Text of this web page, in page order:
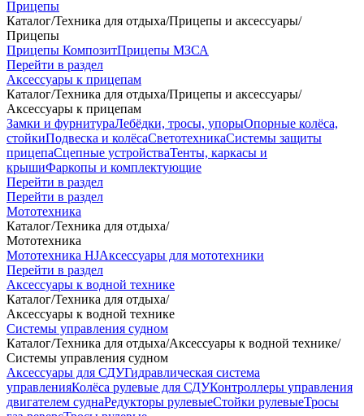
Прицепы
Каталог/Техника для отдыха/Прицепы и аксессуары/
Прицепы
Прицепы КомпозитПрицепы МЗСА
Перейти в раздел
Аксессуары к прицепам
Каталог/Техника для отдыха/Прицепы и аксессуары/
Аксессуары к прицепам
Замки и фурнитураЛебёдки, тросы, упорыОпорные колёса,
стойкиПодвеска и колёсаСветотехникаСистемы защиты
прицепаСцепные устройстваТенты, каркасы и
крышиФаркопы и комплектующие
Перейти в раздел
Перейти в раздел
Мототехника
Каталог/Техника для отдыха/
Мототехника
Мототехника HJАксессуары для мототехники
Перейти в раздел
Аксессуары к водной технике
Каталог/Техника для отдыха/
Аксессуары к водной технике
Системы управления судном
Каталог/Техника для отдыха/Аксессуары к водной технике/
Системы управления судном
Аксессуары для СДУГидравлическая система
управленияКолёса рулевые для СДУКонтроллеры управления
двигателем суднаРедукторы рулевыеСтойки рулевыеТросы